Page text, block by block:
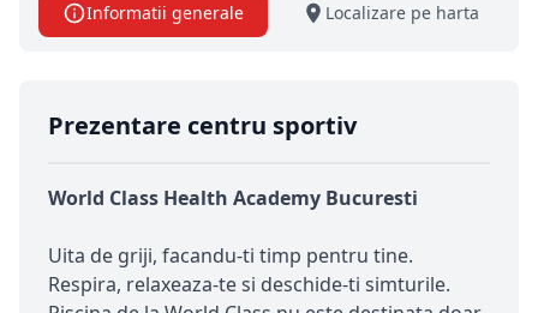
Informatii generale Localizare pe harta
Prezentare centru sportiv
World Class Health Academy Bucuresti
Uita de griji, facandu-ti timp pentru tine.
Respira, relaxeaza-te si deschide-ti simturile.